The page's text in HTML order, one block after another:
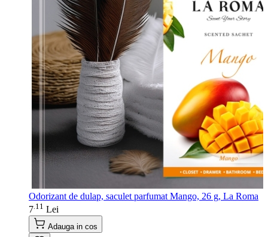
Odorizant de dulap, saculet parfumat Mango, 26 g, La Roma
7 11 Lei
Adauga in cos